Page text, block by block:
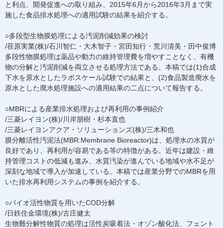
と利点、開発促進への取り組み、2015年6月から2016年3月まで実
施した食品排水処理への適用試験の結果を紹介する。
○多段型生物膜処理による汚泥削減効果の検討
/荏原実業(株)/石川智仁・大木智子・宮田知行・荒川清美・田中俊博
多段性物膜処理は薬品や動力の維持管理費を増やすことなく、有機
物の分解と汚泥削減を両立させる処理方法である。本稿では(1)合成
下水を原水としたラボスケール試験での結果と、(2)食品製造廃水を
原水とした廃水処理施設への適用結果の二点について報告する。
○MBRによる産業排水処理および再利用の事例紹介
/三菱レイヨン(株)/川岸朋樹・杉本直也
/三菱レイヨンアクア・ソリューションズ(株)/三木和也
膜分離活性汚泥法(MBR:Membrane Bioreactor)は、処理水の水質が
良好であり、再利用が容易である等の特徴がある。近年は建設・維
持管理コストの低減も進み、水質汚染が進んでいる地域や水不足が
深刻な地域で導入が加速している。本稿では産業分野でのMBRを用
いた排水再利用システムの事例を紹介する。
○バイオ活性物質を用いたCOD分解
/日鉄住金環境(株)/古庄健太
生物難分解性物質の処理は活性炭吸着法・オゾン酸化法、フェント